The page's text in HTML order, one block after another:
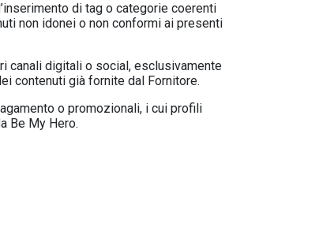
di tag o categorie coerenti
non idonei o non conformi ai presenti
canali digitali o social, esclusivamente
contenuti già fornite dal Fornitore.
o promozionali, i cui profili
Be My Hero.